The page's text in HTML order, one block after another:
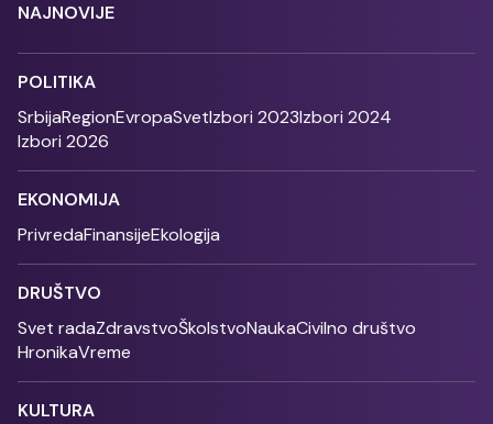
NAJNOVIJE
POLITIKA
SrbijaRegionEvropaSvetIzbori 2023Izbori 2024
Izbori 2026
EKONOMIJA
PrivredaFinansijeEkologija
DRUŠTVO
Svet radaZdravstvoŠkolstvoNaukaCivilno društvo
HronikaVreme
KULTURA